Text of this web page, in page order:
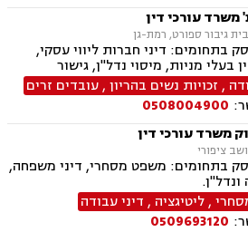
משרד עורכי דין
בתחומים: דיני חברות ליווי עסקי,
בעלי מניות, מיסוי נדל"ן, גישור
לשון הרע, תביעות ייצוגיות דיני עבודה,
בהריון, עובדים זרים, מקרקעין ונדל"ן,
פינוי מושכר, עסקאות מכר דירה,
רשות מקרקעי ישראל, משפט
בינלאומי, משפט אזרחי, גישור עסקי
, זכויות נשים בהריון,עובדים זרים
0508004900
משרד עורכי דין
בתחומים: משפט מסחרי, דיני משפחה,
ונדל"ן.
,ליטיגציה , דיני עבודה
0509693120